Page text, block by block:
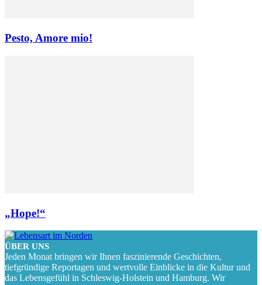
Pesto, Amore mio!
„Hope!“
ÜBER UNS
Jeden Monat bringen wir Ihnen faszinierende Geschichten,
tiefgründige Reportagen und wertvolle Einblicke in die Kultur und
das Lebensgefühl in Schleswig-Holstein und Hamburg. Wir